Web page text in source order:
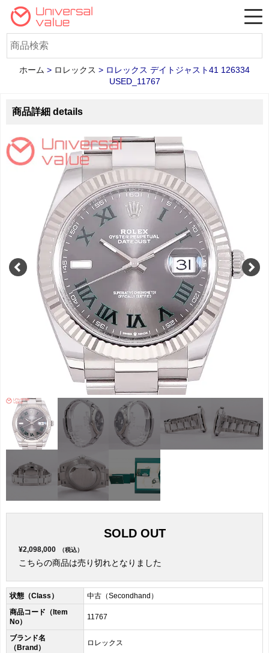
ホーム > ロレックス > ロレックス デイトジャスト41 126334
USED_11767
商品詳細 details
SOLD OUT
¥2,098,000 （税込）
こちらの商品は売り切れとなりました
状態（Class）
中古（Secondhand）
商品コード（Item
No）
11767
ブランド名
（Brand）
ロレックス